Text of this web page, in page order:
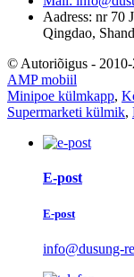
Aadress: nr 70
Qingdao,
© Autoriõigus -
AMP mobiil
Minipoe külmkapp,
Supermarketi külmik,
E-post
E-post
info@dusung-